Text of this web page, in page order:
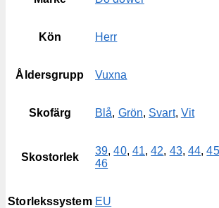
Kön Herr
Åldersgrupp Vuxna
Skofärg Blå, Grön, Svart, Vit
Skostorlek
39,40, 41,42, 43,44,45
46
Storlekssystem EU